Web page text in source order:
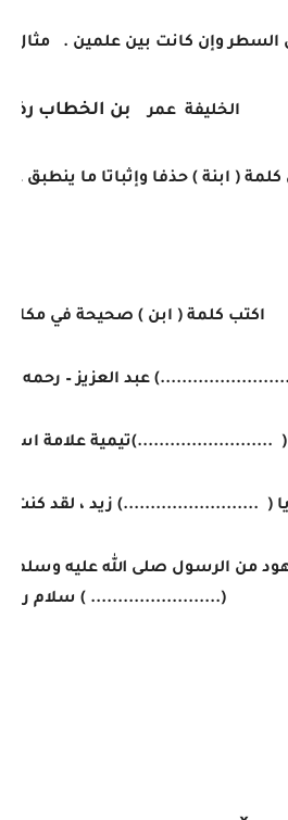
الخليفة عمر بن الخطاب رضي
( ابنة ) حذفا وإثباتا ما ينطبق
اكتب كلمة ( ابن ) صحيحة في
) عبد العزيز – رحمه
(
.........................
)تيمية علامة
.........................
) زيد ، لقد كنت
من الرسول صلى الله عليه وسلم
(
........................ ) سلام رضي